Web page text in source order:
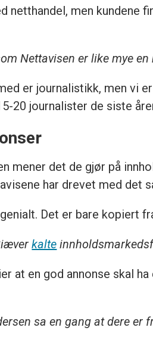
netthandel, men kundene
Nettavisen er like mye
er journalistikk, men vi
20 journalister de siste
mener det de gjør på
har drevet med det
Det er bare kopiert
kalte
at en god annonse skal
sa en gang at dere er